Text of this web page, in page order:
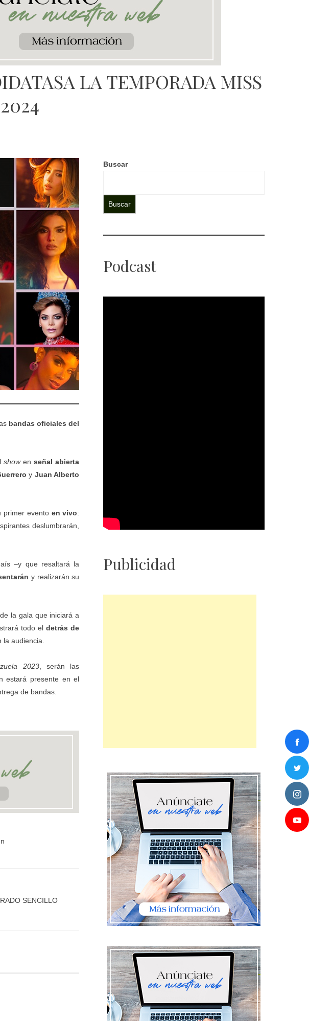
LA TEMPORADA MISS
bandas oficiales del
showen señal abierta
y Juan Alberto
primer evento en vivo:
deslumbrarán,
–y que resaltará la
y realizarán su
de la gala que iniciará a
todo eldetrás de
audiencia.
2023, serán las
estará presente en el
de bandas.
SENCILLO
Buscar
Buscar
Podcast
Publicidad